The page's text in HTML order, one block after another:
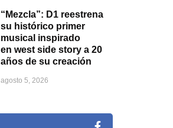
“Mezcla”: D1 reestrena
su histórico primer
musical inspirado
en west side story a 20
años de su creación
agosto 5, 2026